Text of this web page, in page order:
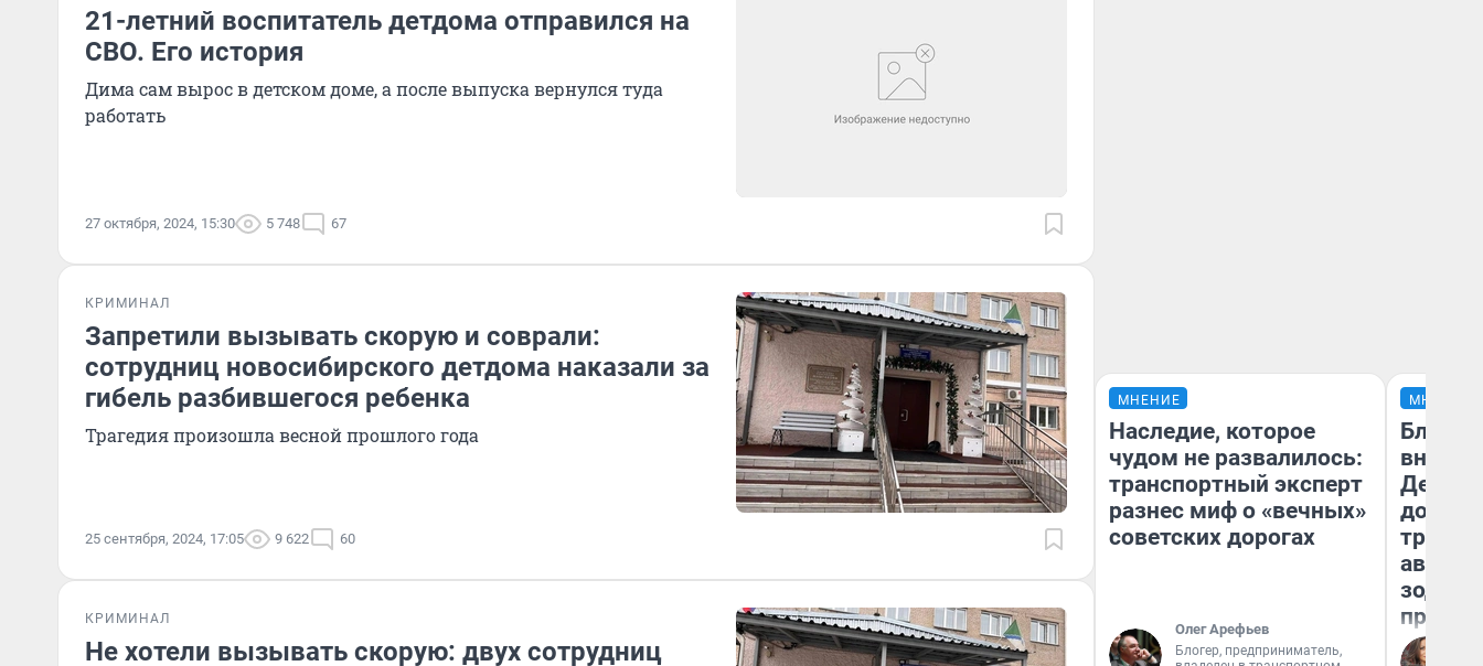
21-летний воспитатель детдома отправился на
СВО. Его история
Дима сам вырос в детском доме, а после выпуска вернулся туда
работать
27 октября, 2024, 15:30 5 748 67
КРИМИНАЛ
Запретили вызывать скорую и соврали:
сотрудниц новосибирского детдома наказали за
гибель разбившегося ребенка
Трагедия произошла весной прошлого года
25 сентября, 2024, 17:05 9 622 60
КРИМИНАЛ
Не хотели вызывать скорую: двух сотрудниц
МНЕНИЕ
Наследие, которое
чудом не развалилось:
транспортный эксперт
разнес миф о «вечных»
советских дорогах
Олег Арефьев
Блогер, предприниматель,
МНЕНИЕ
Девам
траты:
август